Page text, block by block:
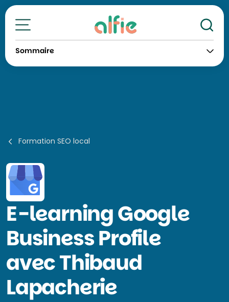
Toutes nos formations
Sommaire
Formation SEO local
E-learningGoogle
Business Profile
avec Thibaud
Lapacherie